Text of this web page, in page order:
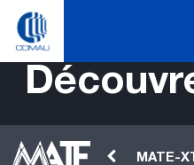
Skip
content
Robotique portable |
MATE-